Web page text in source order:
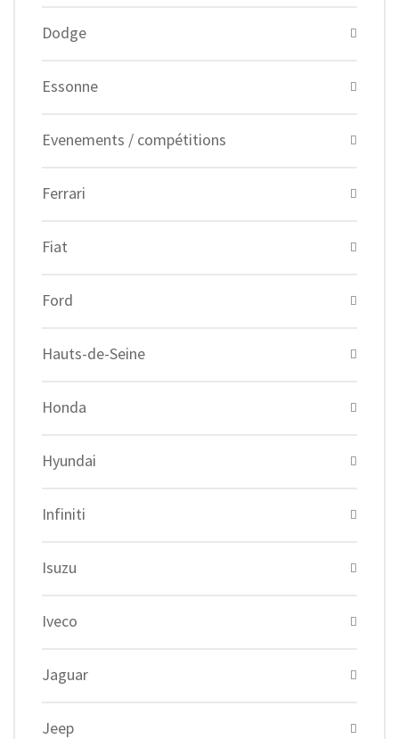
Dodge
Essonne
Evenements / compétitions
Ferrari
Fiat
Ford
Hauts-de-Seine
Honda
Hyundai
Infiniti
Isuzu
Iveco
Jaguar
Jeep